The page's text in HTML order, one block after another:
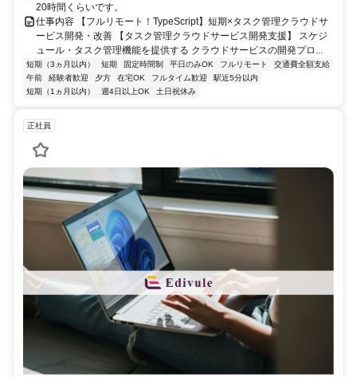
20時間くらいです。
仕事内容 【フルリモート！TypeScript】短期×タスク管理クラウドサ
ービス開発・改善 【タスク管理クラウドサービス開発支援】 スケジ
ュール・タスク管理機能を提供する クラウドサービスの開発プロ...
短期（3ヵ月以内） 短期 固定時間制 平日のみOK フルリモート
交通費全額支給
午前
経験者歓迎 夕方 在宅OK フルタイム歓迎
駅近5分以内
短期（1ヵ月以内）
週4日以上OK 土日祝休み
正社員